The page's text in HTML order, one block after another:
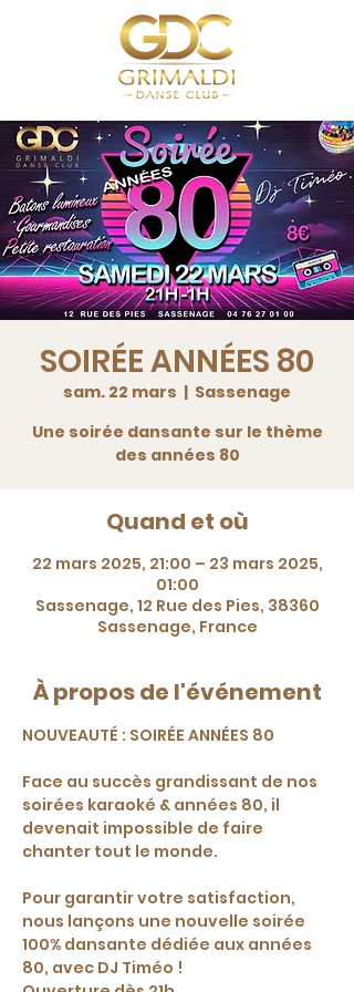
SOIRÉE ANNÉES 80
sam. 22 mars
  |
Sassenage
Une soirée dansante sur le thème
des années 80
Quand et où
22 mars 2025, 21:00 – 23 mars 2025,
01:00
Sassenage, 12 Rue des Pies, 38360
Sassenage, France
À propos de l'événement
NOUVEAUTÉ : SOIRÉE ANNÉES 80
Face au succès grandissant de nos
soirées karaoké & années 80, il
devenait impossible de faire
chanter tout le monde.
Pour garantir votre satisfaction,
nous lançons une nouvelle soirée
100% dansante dédiée aux années
80, avec DJ Timéo !